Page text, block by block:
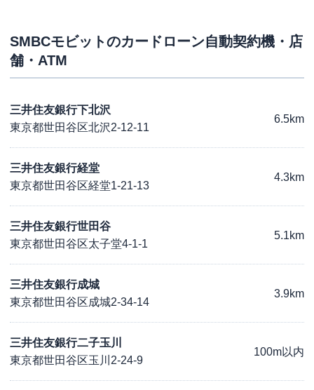
SMBCモビットのカードローン自動契約機・店
舗・ATM
三井住友銀行下北沢
東京都世田谷区北沢2-12-11
6.5km
三井住友銀行経堂
東京都世田谷区経堂1-21-13
4.3km
三井住友銀行世田谷
東京都世田谷区太子堂4-1-1
5.1km
三井住友銀行成城
東京都世田谷区成城2-34-14
3.9km
三井住友銀行二子玉川
東京都世田谷区玉川2-24-9
100m以内